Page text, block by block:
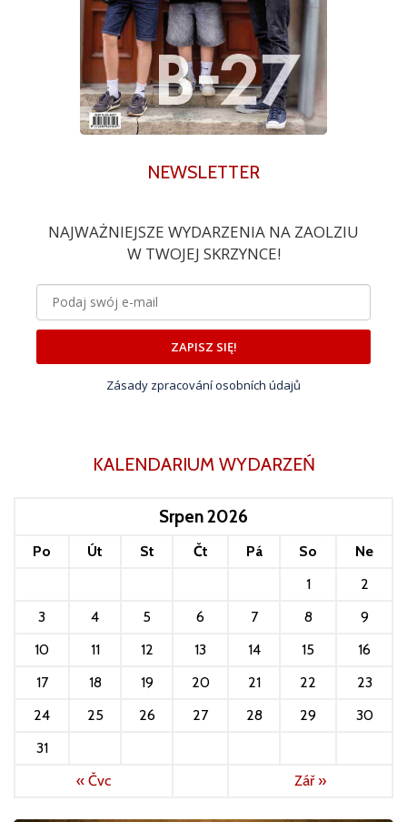
NEWSLETTER
NAJWAŻNIEJSZE WYDARZENIA NA ZAOLZIU
W TWOJEJ SKRZYNCE!
ZAPISZ SIĘ!
Zásady zpracování osobních údajů
KALENDARIUM WYDARZEŃ
Srpen 2026
Po Út St Čt Pá So
Ne
1
2
3
4 5 6 7 8
9
10
11 12 13 14 15
16
17
18 19 20 21 22
23
24
25 26 27 28 29
30
31
« Čvc
Zář »